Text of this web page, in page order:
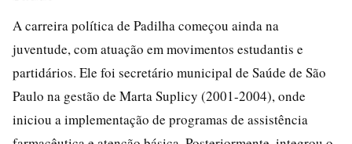
A carreira política de Padilha começou ainda na
juventude, com atuação em movimentos estudantis e
partidários. Ele foi secretário municipal de Saúde de São
Paulo na gestão de Marta Suplicy (2001-2004), onde
iniciou a implementação de programas de assistência